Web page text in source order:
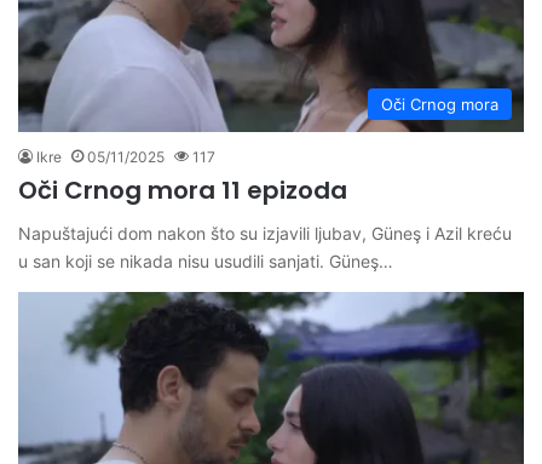
Oči Crnog mora
Ikre 05/11/2025 117
Oči Crnog mora 11 epizoda
Napuštajući dom nakon što su izjavili ljubav, Güneş i Azil kreću
u san koji se nikada nisu usudili sanjati. Güneş…